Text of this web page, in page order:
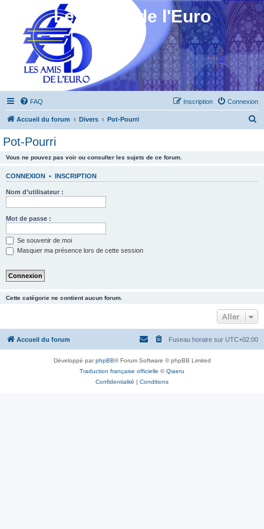
Les Amis de l'Euro
FAQ Connexion
Inscription
Accueil du forum Divers Pot-Pourri
Pot-Pourri
Vous ne pouvez pas voir ou consulter les sujets de ce forum.
CONNEXION • INSCRIPTION
Nom d’utilisateur :
Mot de passe :
Se souvenir de moi
Masquer ma présence lors de cette session
Cette catégorie ne contient aucun forum.
Aller
Accueil du forum Fuseau horaire sur UTC+02:00
Développé parphpBB® Forum Software © phpBB Limited
Traduction française officielle ©Qiaeru
Confidentialité | Conditions